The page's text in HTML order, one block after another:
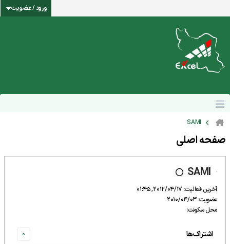
ورود / عضویت
SAMI
صفحه اصلی
SAMI
آخرین فعالیت: 2012/04/17, 01:45
عضویت: 2010/04/03
محل سکونت:
اشتراک‌ها 0